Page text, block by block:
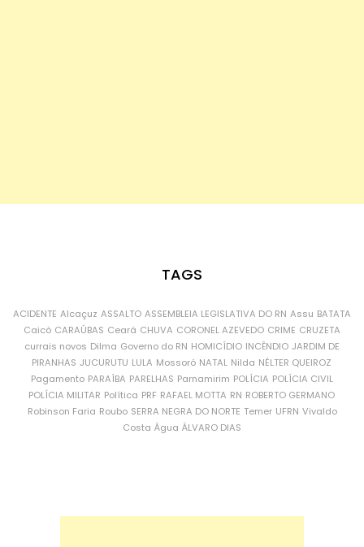
TAGS
ACIDENTE Alcaçuz ASSALTO ASSEMBLEIA LEGISLATIVA DO RN Assu BATATA
Caicó CARAÚBAS Ceará CHUVA CORONEL AZEVEDO CRIME CRUZETA
currais novos Dilma Governo do RN HOMICÍDIO INCÊNDIO JARDIM DE
PIRANHAS JUCURUTU LULA Mossoró NATAL Nilda NÉLTER QUEIROZ
Pagamento PARAÍBA PARELHAS Parnamirim POLÍCIA POLÍCIA CIVIL
POLÍCIA MILITAR Política PRF RAFAEL MOTTA RN ROBERTO GERMANO
Robinson Faria Roubo SERRA NEGRA DO NORTE Temer UFRN Vivaldo
Costa Água ÁLVARO DIAS